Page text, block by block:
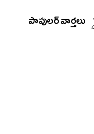
పాపులర్ వార్తలు